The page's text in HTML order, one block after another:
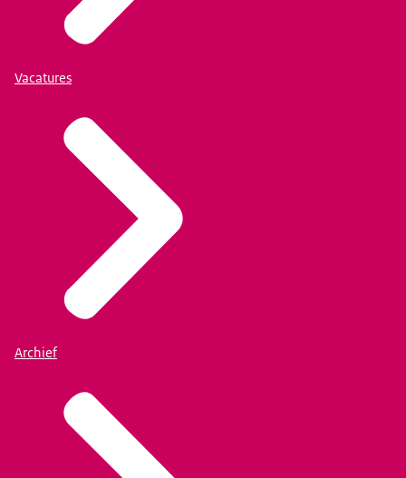
Vacatures
Archief